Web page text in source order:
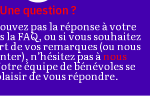
Une question ?
pas la réponse à votre
la FAQ, ou si vous souhaitez
de vos remarques (ou nous
n’hésitez pas ànous
équipe de bénévoles se
de vous répondre.